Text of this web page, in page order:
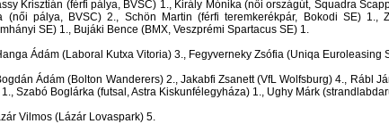
Krisztián (férfi pálya, BVSC) 1., Király Mónika (női országút, Squadra
(női pálya, BVSC) 2., Schön Martin (férfi teremkerékpár, Bokodi SE) 1.,
SE) 1., Bujáki Bence (BMX, Veszprémi Spartacus SE) 1.
Ádám (Laboral Kutxa Vitoria) 3., Fegyverneky Zsófia (Uniqa Euroleasing
Ádám (Bolton Wanderers) 2., Jakabfi Zsanett (VfL Wolfsburg) 4., Rábl
Szabó Boglárka (futsal, Astra Kiskunfélegyháza) 1., Ughy Márk
Vilmos (Lázár Lovaspark) 5.